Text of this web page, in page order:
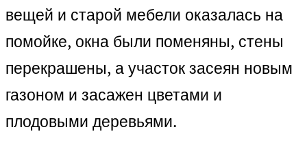
вещей и старой мебели оказалась на
помойке, окна были поменяны, стены
перекрашены, а участок засеян новым
газоном и засажен цветами и
плодовыми деревьями.